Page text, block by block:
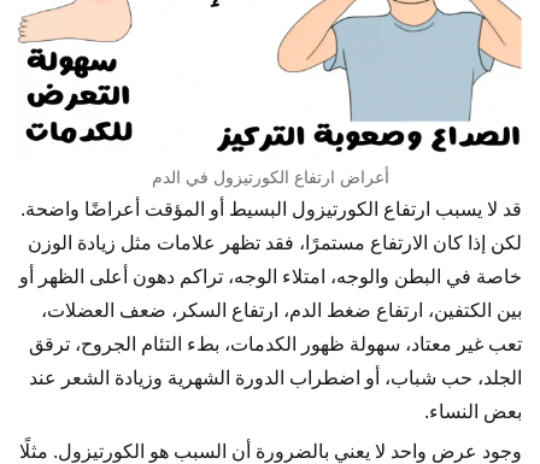
أعراض ارتفاع الكورتيزول في الدم
قد لا يسبب ارتفاع الكورتيزول البسيط أو المؤقت أعراضًا واضحة.
لكن إذا كان الارتفاع مستمرًا، فقد تظهر علامات مثل زيادة الوزن
خاصة في البطن والوجه، امتلاء الوجه، تراكم دهون أعلى الظهر أو
بين الكتفين، ارتفاع ضغط الدم، ارتفاع السكر، ضعف العضلات،
تعب غير معتاد، سهولة ظهور الكدمات، بطء التئام الجروح، ترقق
الجلد، حب شباب، أو اضطراب الدورة الشهرية وزيادة الشعر عند
بعض النساء.
وجود عرض واحد لا يعني بالضرورة أن السبب هو الكورتيزول. مثلًا